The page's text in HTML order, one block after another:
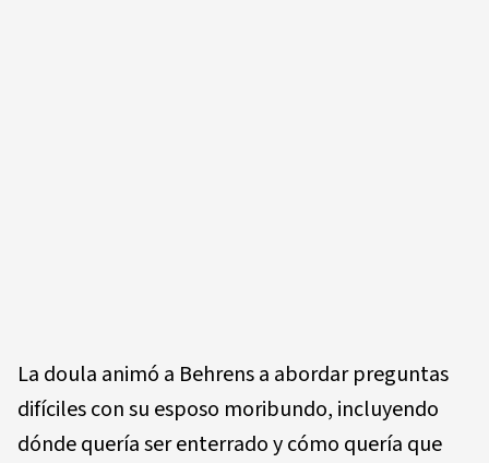
La doula animó a Behrens a abordar preguntas
difíciles con su esposo moribundo, incluyendo
dónde quería ser enterrado y cómo quería que